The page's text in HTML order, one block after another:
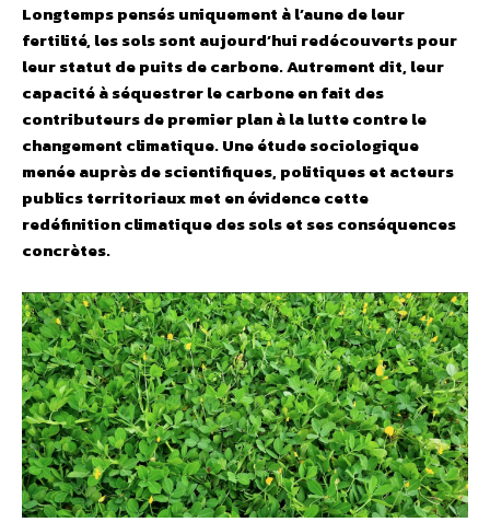
Longtemps pensés uniquement à l’aune de leur
fertilité, les sols sont aujourd’hui redécouverts pour
leur statut de puits de carbone. Autrement dit, leur
capacité à séquestrer le carbone en fait des
contributeurs de premier plan à la lutte contre le
changement climatique. Une étude sociologique
menée auprès de scientifiques, politiques et acteurs
publics territoriaux met en évidence cette
redéfinition climatique des sols et ses conséquences
concrètes.